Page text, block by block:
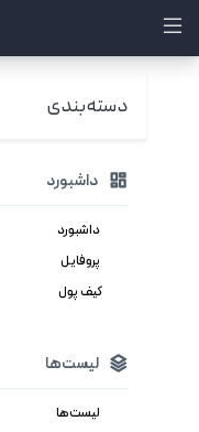
دسته‌بندی
داشبورد
داشبورد
پروفایل
کیف پول
لیست‌ها
لیست‌ها